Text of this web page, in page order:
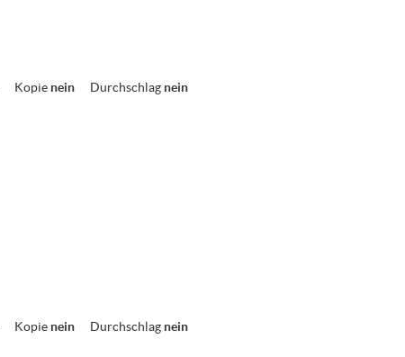
Kopie nein Durchschlag nein
Kopie nein Durchschlag nein